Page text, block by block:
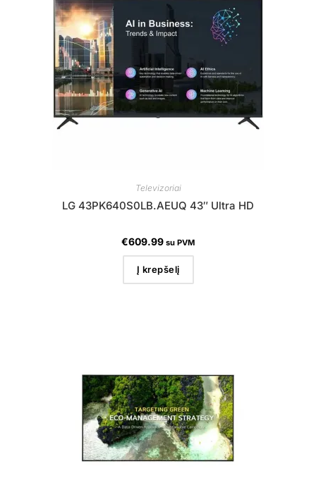
Televizoriai
LG 43PK640S0LB.AEUQ 43″ Ultra HD
€609.99 su PVM
Į krepšelį